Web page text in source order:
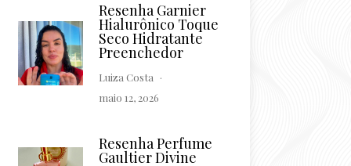
Resenha Garnier
Hialurônico Toque
Seco Hidratante
Preenchedor
Luiza Costa
maio 12, 2026
Resenha Perfume
Gaultier Divine